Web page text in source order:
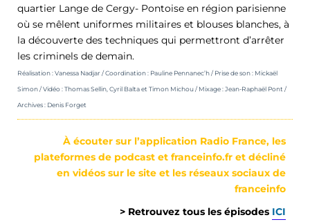
quartier Lange de Cergy- Pontoise en région parisienne
où se mêlent uniformes militaires et blouses blanches, à
la découverte des techniques qui permettront d’arrêter
les criminels de demain.
Réalisation : Vanessa Nadjar / Coordination : Pauline Pennanec’h / Prise de son : Mickaël
Simon / Vidéo : Thomas Sellin,Cyril Balta et Timon Michou/ Mixage : Jean-Raphaël Pont /
Archives : Denis Forget
À écouter sur l’application Radio France, les
plateformes de podcast et franceinfo.fr et décliné
en vidéos sur le site et les réseaux sociaux de
franceinfo
> Retrouvez tous les épisodes ICI